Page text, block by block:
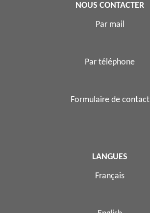
NOUS CONTACTER
Par mail
Par téléphone
Formulaire de contact
LANGUES
Français